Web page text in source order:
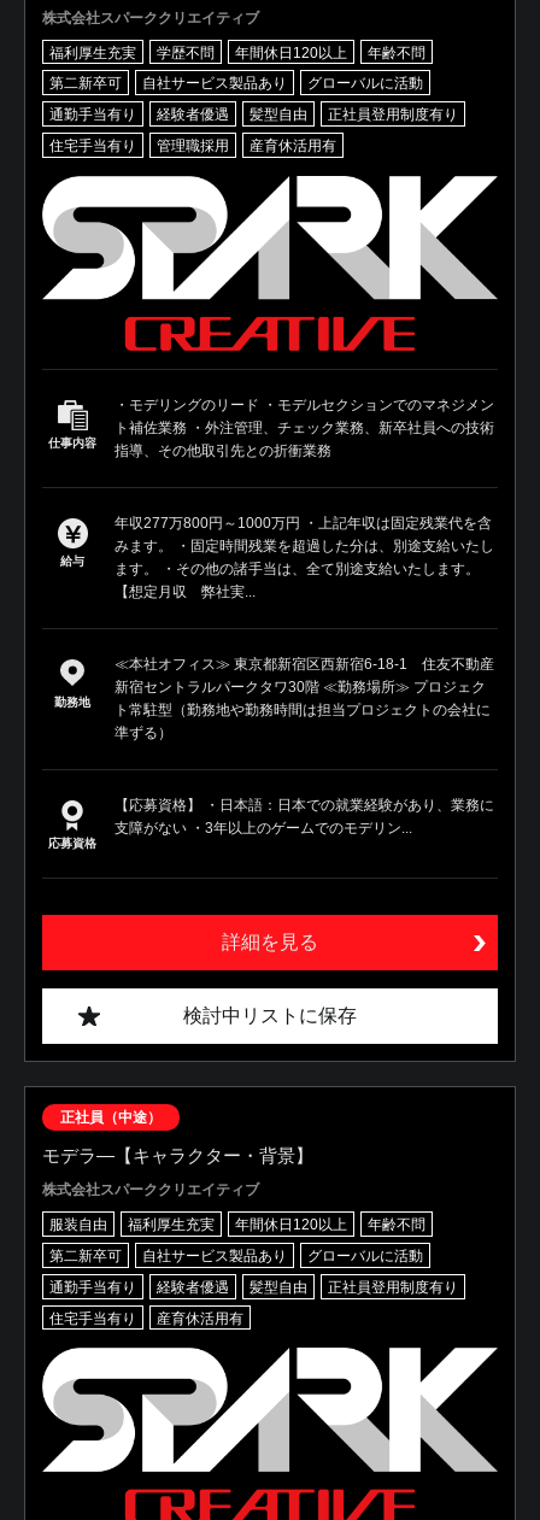
株式会社スパーククリエイティブ
福利厚生充実 学歴不問 年間休日120以上
年齢不問
第二新卒可
自社サービス製品あり
グローバルに活動
通勤手当有り
経験者優遇 髪型自由
正社員登用制度有り
住宅手当有り
管理職採用 産育休活用有
仕事内容
・モデリングのリード ・モデルセクションでのマネジメン
ト補佐業務 ・外注管理、チェック業務、新卒社員への技術
指導、その他取引先との折衝業務
給与
年収277万800円～1000万円 ・上記年収は固定残業代を含
みます。 ・固定時間残業を超過した分は、別途支給いたし
ます。 ・その他の諸手当は、全て別途支給いたします。
【想定月収 弊社実...
勤務地
≪本社オフィス≫ 東京都新宿区西新宿6-18-1 住友不動産
新宿セントラルパークタワ30階 ≪勤務場所≫ プロジェク
ト常駐型（勤務地や勤務時間は担当プロジェクトの会社に
準ずる）
応募資格
【応募資格】 ・日本語：日本での就業経験があり、業務に
支障がない ・3年以上のゲームでのモデリン...
詳細を見る
検討中リストに保存
正社員（中途）
モデラ―【キャラクター・背景】
株式会社スパーククリエイティブ
服装自由 福利厚生充実 年間休日120以上
年齢不問
第二新卒可
自社サービス製品あり
グローバルに活動
通勤手当有り
経験者優遇 髪型自由
正社員登用制度有り
住宅手当有り
産育休活用有